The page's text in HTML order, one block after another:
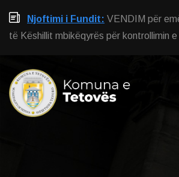
Njoftimi i Fundit: VENDIM për
të Këshillit mbikëqyrës për kontrollimin